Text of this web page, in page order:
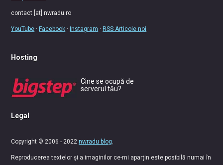
contact [at] nwradu.ro
YouTube ·Facebook ·Instagram ·RSS Articole noi
Hosting
Cine se ocupă de
serverul tău?
Legal
Copyright © 2006 - 2022nwradu blog
Reproducerea textelor și a imaginilor ce-mi aparțin este posibilă numai în